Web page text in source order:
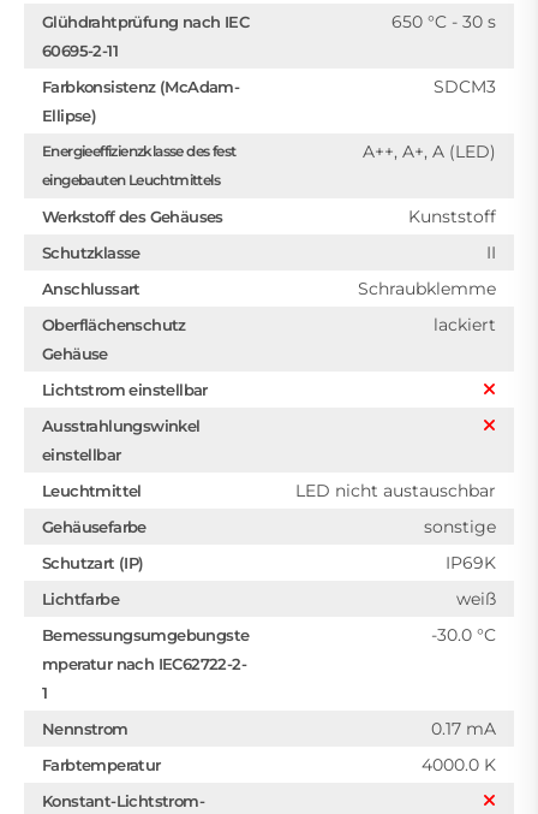
Glühdrahtprüfung nach IEC
60695-2-11
650 °C - 30 s
Farbkonsistenz (McAdam-
Ellipse)
SDCM3
Energieeffizienzklasse des fest
eingebauten Leuchtmittels
A++, A+, A (LED)
Werkstoff des Gehäuses Kunststoff
Schutzklasse II
Anschlussart Schraubklemme
Oberflächenschutz
Gehäuse
lackiert
Lichtstrom einstellbar
Ausstrahlungswinkel
einstellbar
Leuchtmittel
LED nicht austauschbar
Gehäusefarbe sonstige
Schutzart (IP) IP69K
Lichtfarbe weiß
Bemessungsumgebungste
mperatur nach IEC62722-2-
1
-30.0 °C
Nennstrom 0.17 mA
Farbtemperatur 4000.0 K
Konstant-Lichtstrom-